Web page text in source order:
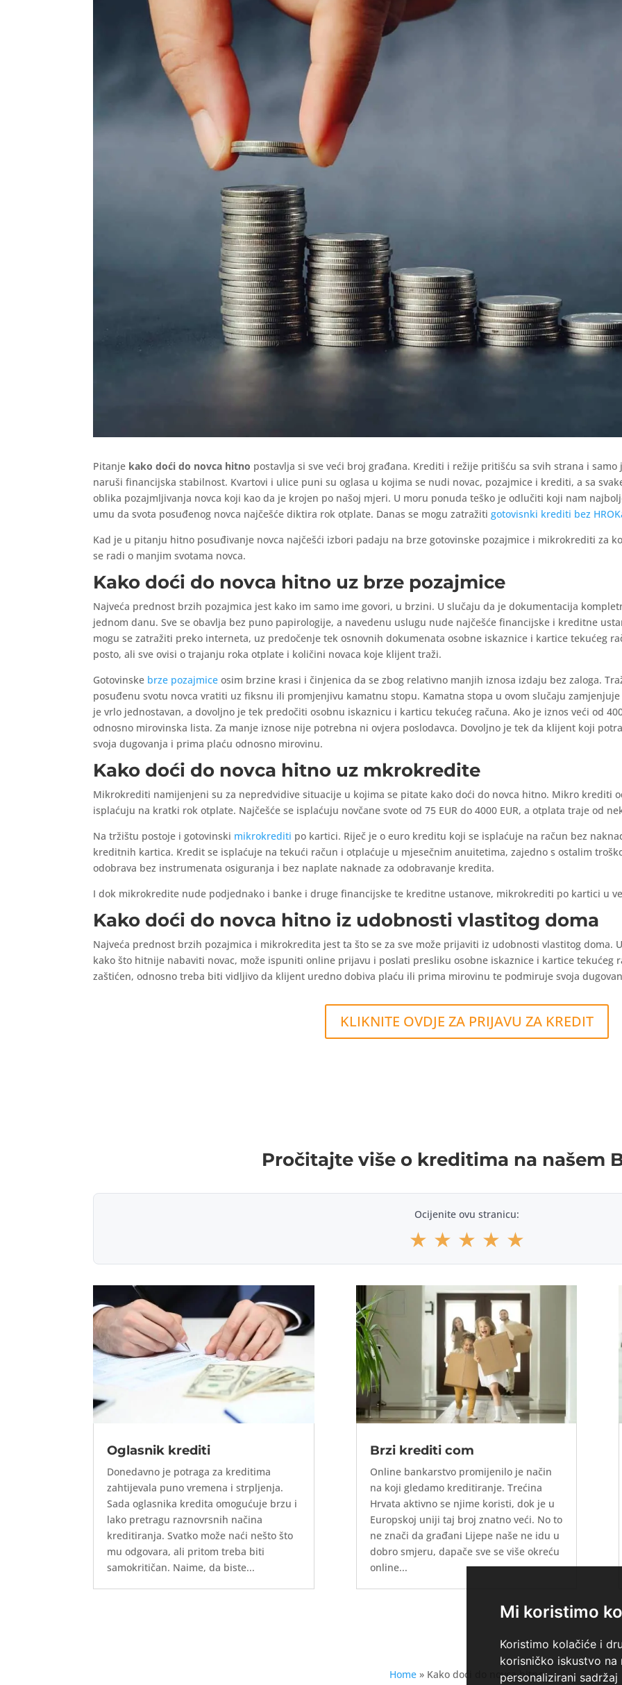
Mi koristimo
Koristimo kolačiće i
korisničko iskustvo
personalizirani
Pitanje kako doći do novca hitno postavlja si sve veći broj građana. Krediti i režije pritišću sa svih strana i
naruši financijska stabilnost. Kvartovi i ulice puni su oglasa u kojima se nudi novac, pozajmice i krediti, a sa
oblika pozajmljivanja novca koji kao da je krojen po našoj mjeri. U moru ponuda teško je odlučiti koji nam
umu da svota posuđenog novca najčešće diktira rok otplate. Danas se mogu zatražitigotovisnki krediti bez
Kad je u pitanju hitno posuđivanje novca najčešći izbori padaju na brze gotovinske pozajmice i mikrokrediti za
se radi o manjim svotama novca.
Kako doći do novca hitno uz brze pozajmice
Najveća prednost brzih pozajmica jest kako im samo ime govori, u brzini. U slučaju da je dokumentacija
jednom danu. Sve se obavlja bez puno papirologije, a navedenu uslugu nude najčešće financijske i kreditne
mogu se zatražiti preko interneta, uz predočenje tek osnovnih dokumenata osobne iskaznice i kartice tekućeg
posto, ali sve ovisi o trajanju roka otplate i količini novaca koje klijent traži.
Gotovinske brze pozajmice osim brzine krasi i činjenica da se zbog relativno manjih iznosa izdaju bez zaloga.
posuđenu svotu novca vratiti uz fiksnu ili promjenjivu kamatnu stopu. Kamatna stopa u ovom slučaju
je vrlo jednostavan, a dovoljno je tek predočiti osobnu iskaznicu i karticu tekućeg računa. Ako je iznos veći od
odnosno mirovinska lista. Za manje iznose nije potrebna ni ovjera poslodavca. Dovoljno je tek da klijent koji
svoja dugovanja i prima plaću odnosno mirovinu.
Kako doći do novca hitno uz mkrokredite
Mikrokrediti namijenjeni su za nepredvidive situacije u kojima se pitate kako doći do novca hitno. Mikro krediti
isplaćuju na kratki rok otplate. Najčešće se isplaćuju novčane svote od 75 EUR do 4000 EUR, a otplata traje od
Na tržištu postoje i gotovinski mikrokrediti po kartici. Riječ je o euro kreditu koji se isplaćuje na račun bez
kreditnih kartica. Kredit se isplaćuje na tekući račun i otplaćuje u mjesečnim anuitetima, zajedno s ostalim
odobrava bez instrumenata osiguranja i bez naplate naknade za odobravanje kredita.
I dok mikrokredite nude podjednako i banke i druge financijske te kreditne ustanove, mikrokrediti po kartici u
Kako doći do novca hitno iz udobnosti vlastitog doma
Najveća prednost brzih pozajmica i mikrokredita jest ta što se za sve može prijaviti iz udobnosti vlastitog
kako što hitnije nabaviti novac, može ispuniti online prijavu i poslati presliku osobne iskaznice i kartice tekućeg
zaštićen, odnosno treba biti vidljivo da klijent uredno dobiva plaću ili prima mirovinu te podmiruje svoja
KLIKNITE OVDJE ZA PRIJAVU ZA KREDIT
Pročitajte više o kreditima na našem
Ocijenite ovu stranicu:
★ ★ ★ ★ ★
Oglasnik krediti
Donedavno je potraga za kreditima
zahtijevala puno vremena i strpljenja.
Sada oglasnika kredita omogućuje brzu i
lako pretragu raznovrsnih načina
kreditiranja. Svatko može naći nešto što
mu odgovara, ali pritom treba biti
samokritičan. Naime, da biste...
Brzi krediti com
Online bankarstvo promijenilo je način
na koji gledamo kreditiranje. Trećina
Hrvata aktivno se njime koristi, dok je u
Europskoj uniji taj broj znatno veći. No to
ne znači da građani Lijepe naše ne idu u
dobro smjeru, dapače sve se više okreću
online...
Home » Kako doći do novca hitno